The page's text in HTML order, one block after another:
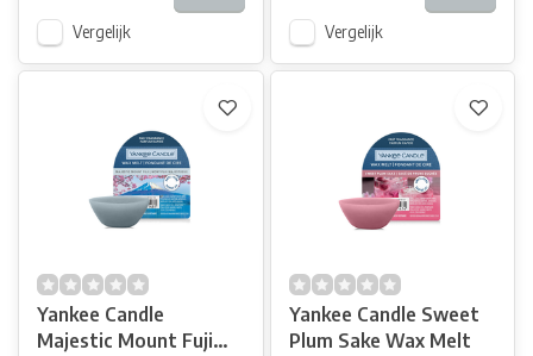
Vergelijk Vergelijk
Yankee Candle
Majestic Mount Fuji
Yankee Candle Sweet
Plum Sake Wax Melt